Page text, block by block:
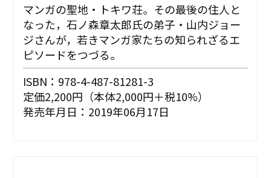
マンガの聖地・トキワ荘。その最後の住人と
なった，石ノ森章太郎氏の弟子・山内ジョー
ジさんが，若きマンガ家たちの知られざるエ
ピソードをつづる。
ISBN：978-4-487-81281-3
定価2,200円（本体2,000円＋税10%）
発売年月日：2019年06月17日